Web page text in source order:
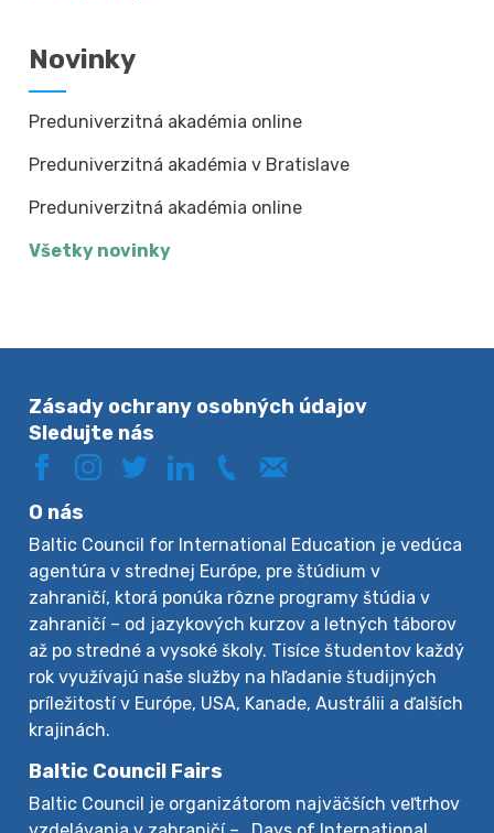
Novinky
Preduniverzitná akadémia online
Preduniverzitná akadémia v Bratislave
Preduniverzitná akadémia online
Všetky novinky
Zásady ochrany osobných údajov
Sledujte nás
O nás
Baltic Council for International Education je vedúca
agentúra v strednej Európe, pre štúdium v
zahraničí, ktorá ponúka rôzne programy štúdia v
zahraničí – od jazykových kurzov a letných táborov
až po stredné a vysoké školy. Tisíce študentov každý
rok využívajú naše služby na hľadanie študijných
príležitostí v Európe, USA, Kanade, Austrálii a ďalších
krajinách.
Baltic Council Fairs
Baltic Council je organizátorom najväčších veľtrhov